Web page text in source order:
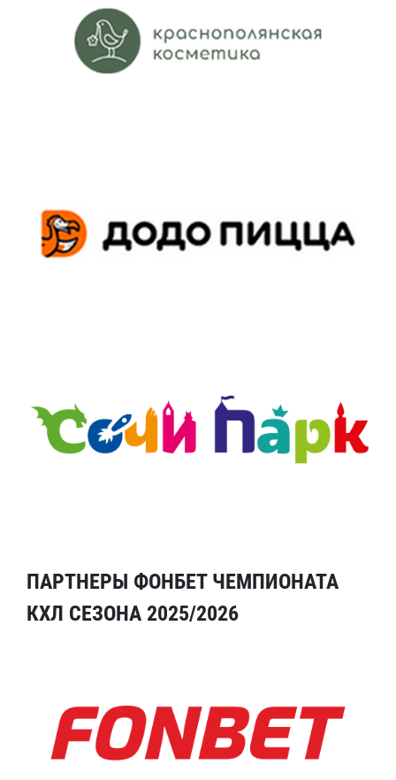
ПАРТНЕРЫ ФОНБЕТ ЧЕМПИОНАТА
КХЛ СЕЗОНА 2025/2026